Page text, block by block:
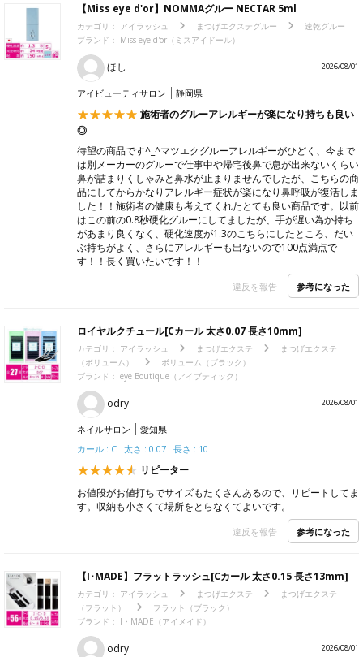
【Miss eye d'or】NOMMAグルー NECTAR 5ml
カテゴリ： アイラッシュ まつげエクステグルー
速乾グルー
ブランド： Miss eye d'or（ミスアイドール）
ほし 2026/08/01
アイビューティサロン 静岡県
施術者のグルーアレルギーが楽になり持ちも良い
◎
待望の商品です^_^マツエクグルーアレルギーがひどく、今まで
は別メーカーのグルーで仕事中や帰宅後鼻で息が出来ないくらい
鼻が詰まりくしゃみと鼻水が止まりませんでしたが、こちらの商
品にしてからかなりアレルギー症状が楽になり鼻呼吸が復活しま
した！！施術者の健康も考えてくれたとても良い商品です。以前
はこの前の0.8秒硬化グルーにしてましたが、手が遅い為か持ち
があまり良くなく、硬化速度が1.3のこちらにしたところ、だい
ぶ持ちがよく、さらにアレルギーも出ないので100点満点で
す！！長く買いたいです！！
違反を報告 参考になった
ロイヤルクチュール[Cカール 太さ0.07 長さ10mm]
カテゴリ： アイラッシュ まつげエクステ
まつげエクステ
（ボリューム）
ボリューム（ブラック）
ブランド： eye Boutique（アイブティック）
odry 2026/08/01
ネイルサロン
愛知県
カール : C 太さ : 0.07 長さ : 10
リピーター
お値段がお値打ちでサイズもたくさんあるので、リピートしてま
す。収納も小さくて場所をとらなくてよいです。
違反を報告 参考になった
【I･MADE】フラットラッシュ[Cカール 太さ0.15 長さ13mm]
カテゴリ： アイラッシュ まつげエクステ
まつげエクステ
（フラット）
フラット（ブラック）
ブランド： I・MADE（アイメイド）
odry 2026/08/01